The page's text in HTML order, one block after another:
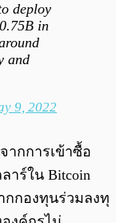
deploy
in
and
9, 2022
ากการเข้าซื้อ
าร์ใน Bitcoin
กกองทุนร่วมลงทุ